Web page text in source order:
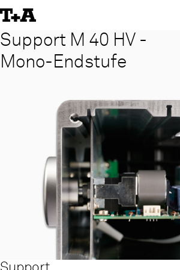
to
Content
Support M 40 HV -
Mono-Endstufe